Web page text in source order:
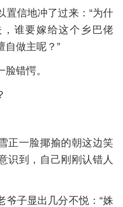
置信地冲了过来：“为什
谁要嫁给这个乡巴佬
自做主呢？”
错愕。
正一脸揶揄的朝这边笑
识到，自己刚刚认错人
爷子显出几分不悦：“姝